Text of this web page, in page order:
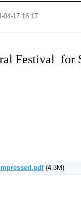
04-17 16:17
Festival for
(4.3M)